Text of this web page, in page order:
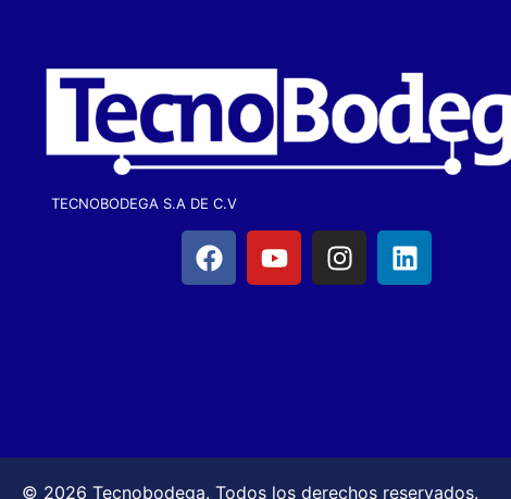
TECNOBODEGA S.A DE C.V
© 2026 Tecnobodega. Todos los derechos reservados.